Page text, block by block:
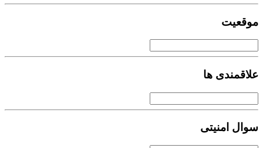
موقعیت
علاقمندی ها
سوال امنیتی